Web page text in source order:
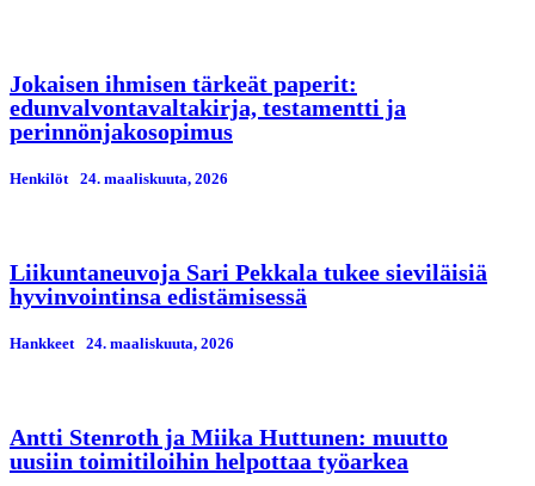
Jokaisen ihmisen tärkeät paperit:
edunvalvontavaltakirja, testamentti ja
perinnönjakosopimus
Henkilöt 24. maaliskuuta, 2026
Liikuntaneuvoja Sari Pekkala tukee sieviläisiä
hyvinvointinsa edistämisessä
Hankkeet 24. maaliskuuta, 2026
Antti Stenroth ja Miika Huttunen: muutto
uusiin toimitiloihin helpottaa työarkea